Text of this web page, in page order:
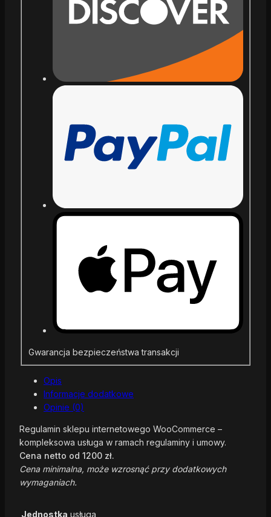
Gwarancja bezpieczeństwa transakcji
Opis
Informacje dodatkowe
Opinie (0)
Regulamin sklepu internetowego WooCommerce –
kompleksowa usługa w ramach regulaminy i umowy.
Cena netto od 1200 zł.
Cena minimalna, może wzrosnąć przy dodatkowych
wymaganiach.
Jednostka usługa